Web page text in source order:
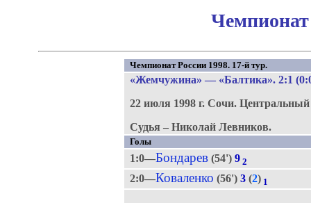
Чемпионат
Чемпионат России 1998. 17-й тур.
«Жемчужина» — «Балтика». 2:1
22 июля 1998 г. Сочи. Центральный
Судья – Николай Левников.
Голы
1:0—Бондарев(54') 9 2
2:0—Коваленко (56') 3(2) 1